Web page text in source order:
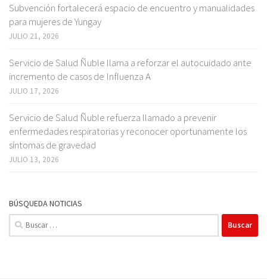
Subvención fortalecerá espacio de encuentro y manualidades
para mujeres de Yungay
JULIO 21, 2026
Servicio de Salud Ñuble llama a reforzar el autocuidado ante
incremento de casos de Influenza A
JULIO 17, 2026
Servicio de Salud Ñuble refuerza llamado a prevenir
enfermedades respiratorias y reconocer oportunamente los
síntomas de gravedad
JULIO 13, 2026
BÚSQUEDA NOTICIAS
Buscar: